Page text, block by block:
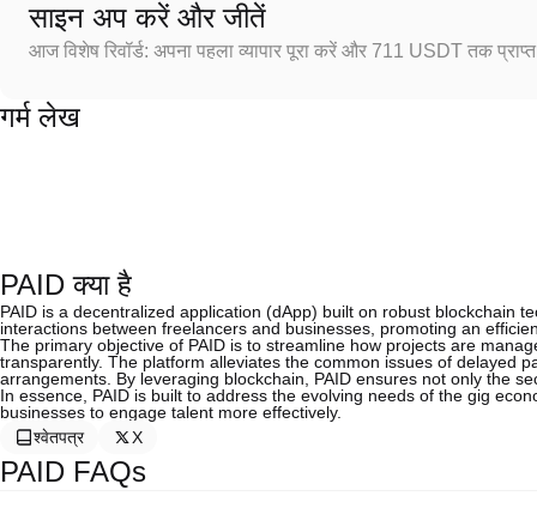
साइन अप करें और जीतें
आज विशेष रिवॉर्ड: अपना पहला व्यापार पूरा करें और 711 USDT तक
गर्म लेख
PAID क्या है
PAID is a decentralized application (dApp) built on robust blockchain
interactions between freelancers and businesses, promoting an
The primary objective of PAID is to streamline how projects are
transparently. The platform alleviates the common issues of delayed
arrangements. By leveraging blockchain, PAID ensures not only the
In essence, PAID is built to address the evolving needs of the gig
businesses to engage talent more effectively.
श्वेतपत्र
X
PAID FAQs